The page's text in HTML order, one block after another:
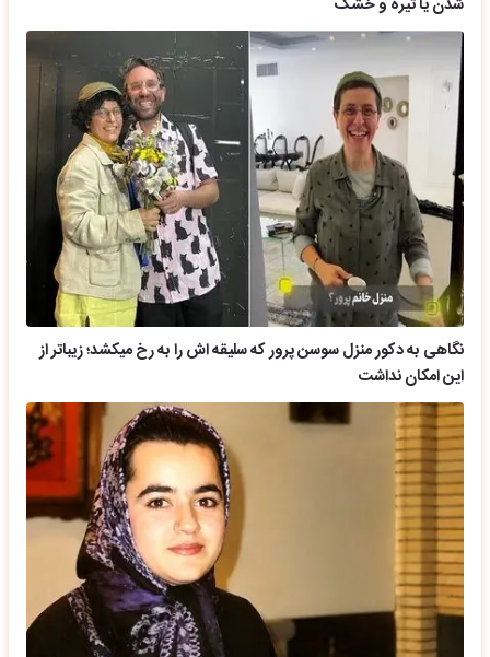
شدن یا تیره و خشک
نگاهی به دکور منزل سوسن پرور که سلیقه اش را به رخ میکشد؛ زیباتر از
این امکان نداشت